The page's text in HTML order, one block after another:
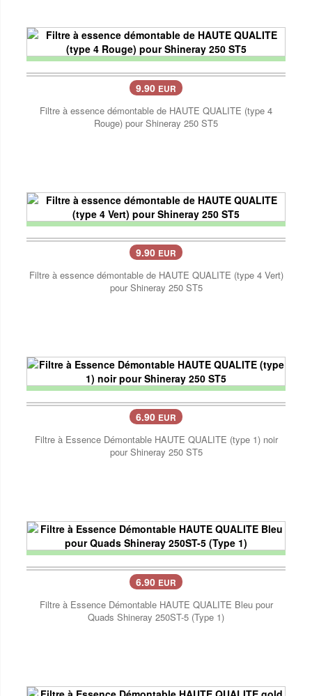
9.90 EUR
Filtre à essence démontable de HAUTE QUALITE (type 4
Rouge) pour Shineray 250 ST5
9.90 EUR
Filtre à essence démontable de HAUTE QUALITE (type 4 Vert)
pour Shineray 250 ST5
6.90 EUR
Filtre à Essence Démontable HAUTE QUALITE (type 1) noir
pour Shineray 250 ST5
6.90 EUR
Filtre à Essence Démontable HAUTE QUALITE Bleu pour
Quads Shineray 250ST-5 (Type 1)